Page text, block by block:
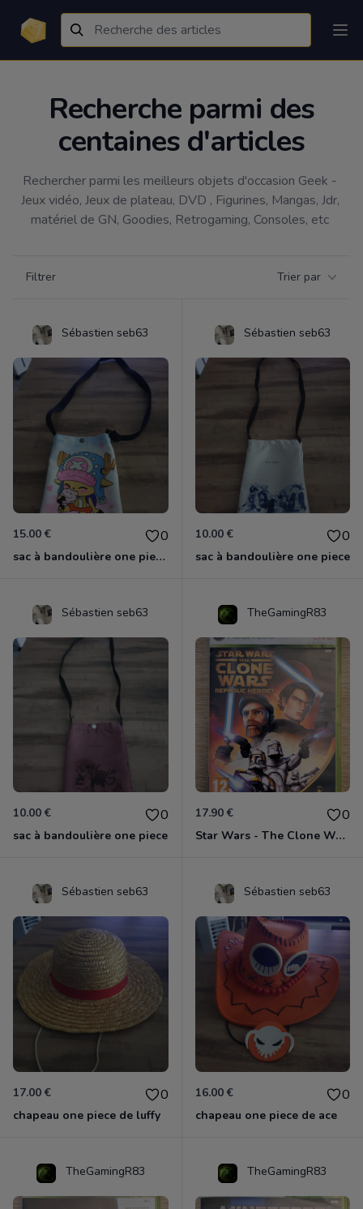
Recherche parmi des
centaines d'articles
Rechercher parmi les meilleurs objets d'occasion Geek -
Jeux vidéo, Jeux de plateau, DVD , Figurines, Mangas, Jdr,
matériel de GN, Goodies, Retrogaming, Consoles, etc
Filtrer Trier par
Sébastien seb63
15.00 € 0
sac à bandoulière one piece chopper
Sébastien seb63
10.00 € 0
sac à bandoulière one piece
Sébastien seb63
10.00 € 0
sac à bandoulière one piece
TheGamingR83
17.90 € 0
Star Wars - The Clone Wars - Les Héros De La République Xbox 360
Sébastien seb63
17.00 € 0
chapeau one piece de luffy
Sébastien seb63
16.00 € 0
chapeau one piece de ace
TheGamingR83 TheGamingR83